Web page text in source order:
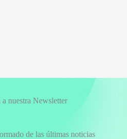
nuestra Newsletter
de las últimas noticias